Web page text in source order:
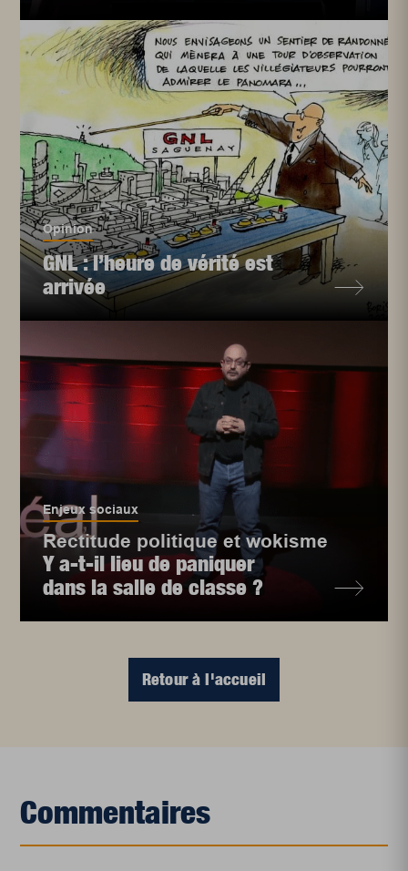
Opinion
GNL : l’heure de vérité est
arrivée
Enjeux sociaux
Rectitude politique et wokisme
Y a-t-il lieu de paniquer
dans la salle de classe ?
Retour à l'accueil
Commentaires